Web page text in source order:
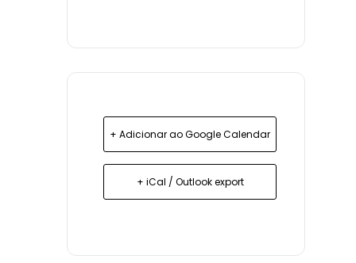
+ Adicionar ao Google Calendar
+ iCal / Outlook export